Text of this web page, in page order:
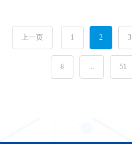
上一页 1 2 3
8 ... 51